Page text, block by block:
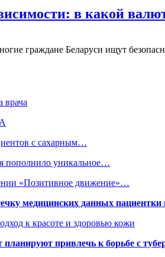
в какой
граждане Беларуси ищут
с сахарным…
пополнило уникальное…
«Позитивное движение»…
медицинских данных пациентки
к красоте и здоровью кожи
привлечь к борьбе с